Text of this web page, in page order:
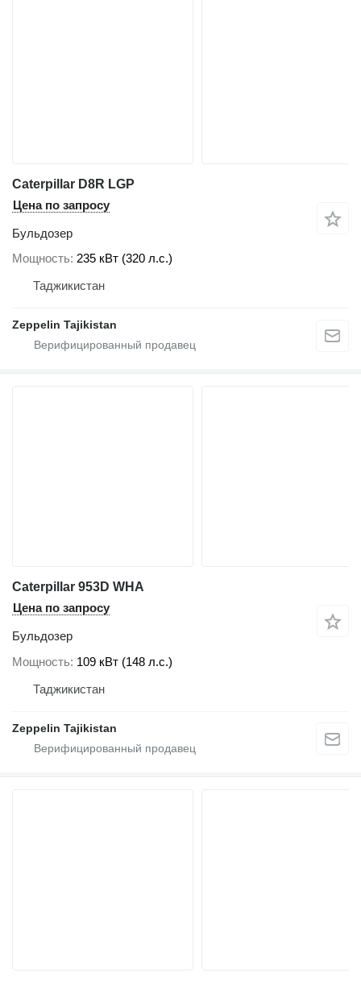
Caterpillar D8R LGP
Цена по запросу
Бульдозер
Мощность 235 кВт (320 л.с.)
Таджикистан
Zeppelin Tajikistan
Caterpillar 953D WHA
Цена по запросу
Бульдозер
Мощность 109 кВт (148 л.с.)
Таджикистан
Zeppelin Tajikistan